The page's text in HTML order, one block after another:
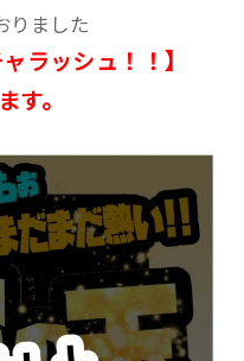
りました
ラッシュ！！】
す。